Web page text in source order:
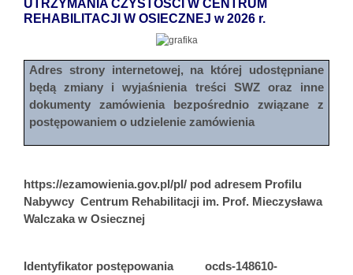
UTRZYMANIA CZYSTOŚCI W CENTRUM
REHABILITACJI W OSIECZNEJ w 2026 r.
Adres strony internetowej, na której udostępniane
będą zmiany i wyjaśnienia treści SWZ oraz inne
dokumenty zamówienia bezpośrednio związane z
postępowaniem o udzielenie zamówienia
https://ezamowienia.gov.pl/pl/ pod adresem Profilu
Nabywcy Centrum Rehabilitacji im. Prof. Mieczysława
Walczaka w Osiecznej
Identyfikator postępowania
ocds-148610-